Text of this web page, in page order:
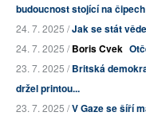
budoucnost stojící na čipech
24. 7. 2025 /Jak se stát
24. 7. 2025 /Boris Cvek
23. 7. 2025 /Britská
držel printou...
23. 7. 2025 /V Gaze se šíří